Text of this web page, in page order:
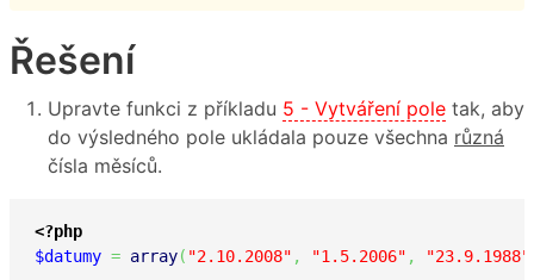
Řešení
Upravte funkci z příkladu 5 - Vytváření pole tak, aby
do výsledného pole ukládala pouze všechna různá
čísla měsíců.
<?php
$datumy = array( "2.10.2008" , "1.5.2006" , "23.9.1988"